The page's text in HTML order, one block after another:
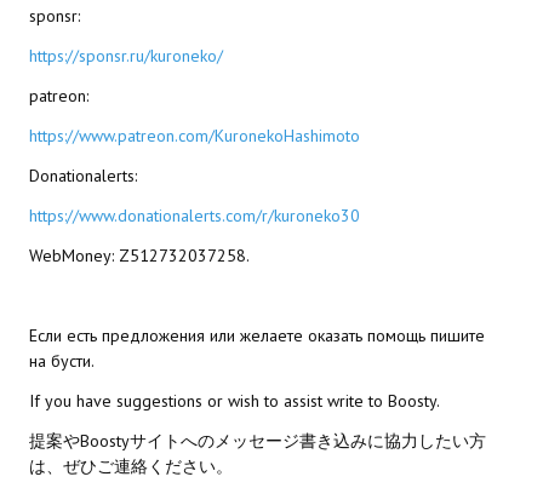
Работы Тестера 55
Наёмный оборотень
Расширенная версия Х3
REBalance
Doom 3 Remaster Fan Edition
X2 - The Threat Remaster Fan Edition
Quake III Arena Remaster Fan Edition
sponsr:
https://sponsr.ru/kuroneko/
patreon:
https://www.patreon.com/KuronekoHashimoto
Donationalerts:
https://www.donationalerts.com/r/kuroneko30
WebMoney: Z512732037258.
Если есть предложения или желаете оказать помощь пишите
на бусти.
If you have suggestions or wish to assist write to Boosty.
提案やBoostyサイトへのメッセージ書き込みに協力したい方
は、ぜひご連絡ください。